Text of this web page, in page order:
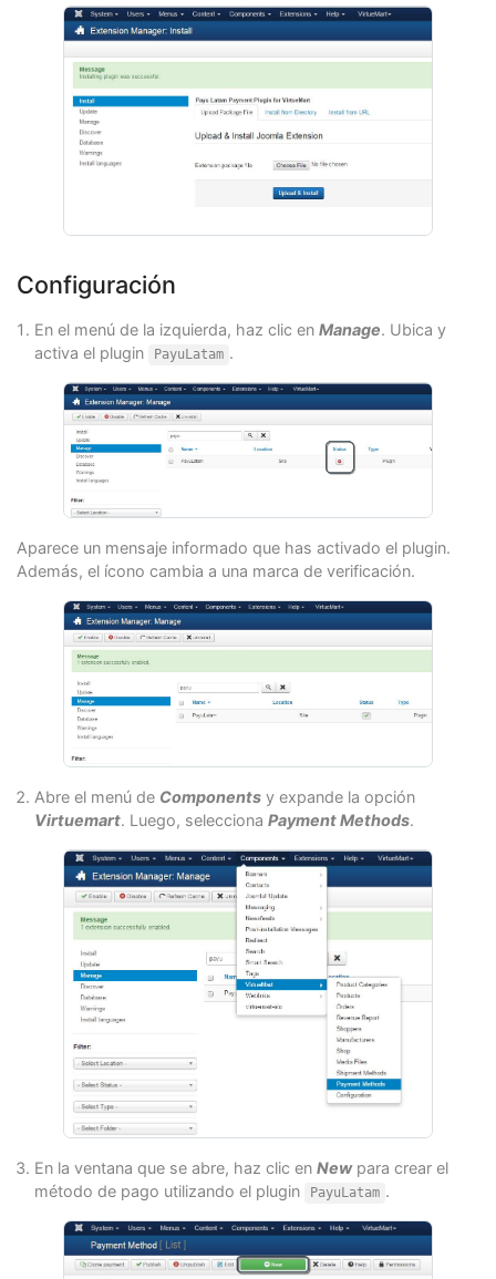
Configuración
En el menú de la izquierda, haz clic en Manage. Ubica y
activa el plugin
PayuLatam .
Aparece un mensaje informado que has activado el plugin.
Además, el ícono cambia a una marca de verificación.
Abre el menú de Components y expande la opción
Virtuemart. Luego, selecciona Payment Methods.
En la ventana que se abre, haz clic en Newpara crear el
método de pago utilizando el plugin
PayuLatam .